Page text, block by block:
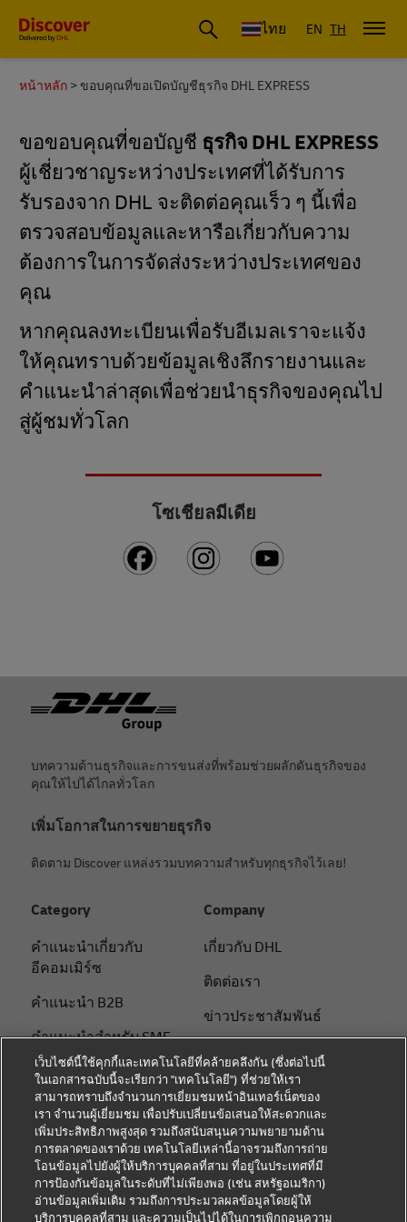
ดีเอชแอล ประเทศไทย ไทย EN TH
หน้าหลัก ขอบคุณที่ขอเปิดบัญชีธุรกิจ DHL EXPRESS
ขอขอบคุณที่ขอบัญชี ธุรกิจ DHL EXPRESS
ผู้เชี่ยวชาญระหว่างประเทศที่ได้รับการ
รับรองจาก DHL จะติดต่อคุณเร็ว ๆ นี้เพื่อ
ตรวจสอบข้อมูลและหารือเกี่ยวกับความ
ต้องการในการจัดส่งระหว่างประเทศของ
คุณ
หากคุณลงทะเบียนเพื่อรับอีเมลเราจะแจ้ง
ให้คุณทราบด้วยข้อมูลเชิงลึกรายงานและ
คําแนะนําล่าสุดเพื่อช่วยนําธุรกิจของคุณไป
สู่ผู้ชมทั่วโลก
โซเชียลมีเดีย
ท้ายกระดาษ
บทความด้านธุรกิจและการขนส่งที่พร้อมช่วยผลักดันธุรกิจของ
คุณให้ไปได้ไกลทั่วโลก
เพิ่มโอกาสในการขยายธุรกิจ
ติดตาม Discover แหล่งรวมบทความสำหรับทุกธุรกิจไว้เลย!
Category
คําแนะนําเกี่ยวกับ
อีคอมเมิร์ซ
คําแนะนํา B2B
คําแนะนําสําหรับ SME
คําแนะนําด้านโลจิสติกส์
เกี่ยวกับ DHL
จัดส่งกับ DHL
ติดต่อเรา
ติดตามพัสดุ
Company
เกี่ยวกับ DHL
ติดต่อเรา
ข่าวประชาสัมพันธ์
แจ้งเตือนด้านกฎหมาย
ข้อตกลงในการใช้งาน
การแจ้งเตือนความเป็น
ส่วนตัว
การตั้งค่าคุกกี้
เว็บไซต์นี้ใช้คุกกี้และเทคโนโลยีที่คล้ายคลึงกัน (ซึ่งต่อไปนี้
ในเอกสารฉบับนี้จะเรียกว่า "เทคโนโลยี") ที่ช่วยให้เรา
สามารถทราบถึงจำนวนการเยี่ยมชมหน้าอินเทอร์เน็ตของ
เรา จำนวนผู้เยี่ยมชม เพื่อปรับเปลี่ยนข้อเสนอให้สะดวกและ
เพิ่มประสิทธิภาพสูงสุด รวมถึงสนับสนุนความพยายามด้าน
การตลาดของเราด้วย เทคโนโลยีเหล่านี้อาจรวมถึงการถ่าย
โอนข้อมูลไปยังผู้ให้บริการบุคคลที่สาม ที่อยู่ในประเทศที่มี
การป้องกันข้อมูลในระดับที่ไม่เพียงพอ (เช่น สหรัฐอเมริกา)
อ่านข้อมูลเพิ่มเติม รวมถึงการประมวลผลข้อมูลโดยผู้ให้
บริการบุคคลที่สาม และความเป็นไปได้ในการเพิกถอนความ